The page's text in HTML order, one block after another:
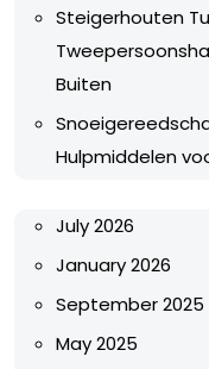
Steigerhouten
Buiten
Hulpmiddelen
July 2026
January 2026
September 2025
May 2025